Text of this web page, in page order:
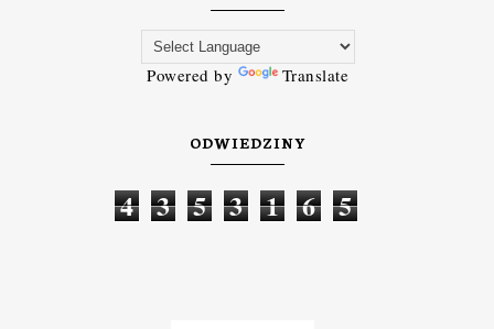
Powered by Translate
ODWIEDZINY
4 3 5 3 1 6 5